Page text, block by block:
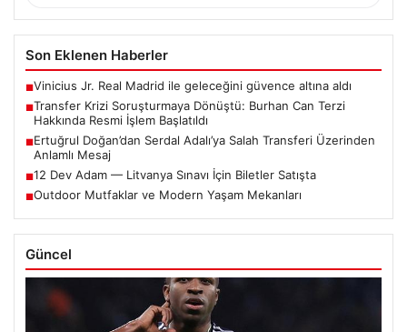
Son Eklenen Haberler
■Vinicius Jr. Real Madrid ile geleceğini güvence altına aldı
■Transfer Krizi Soruşturmaya Dönüştü: Burhan Can Terzi
Hakkında Resmi İşlem Başlatıldı
■Ertuğrul Doğan’dan Serdal Adalı’ya Salah Transferi Üzerinden
Anlamlı Mesaj
■12 Dev Adam — Litvanya Sınavı İçin Biletler Satışta
■Outdoor Mutfaklar ve Modern Yaşam Mekanları
Güncel